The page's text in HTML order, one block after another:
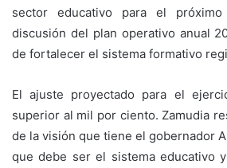
sector educativo para el
discusión del plan operativo anual
de fortalecer el sistema formativo
El ajuste proyectado para el
superior al mil por ciento. Zamudia
de la visión que tiene el gobernador
que debe ser el sistema educativo